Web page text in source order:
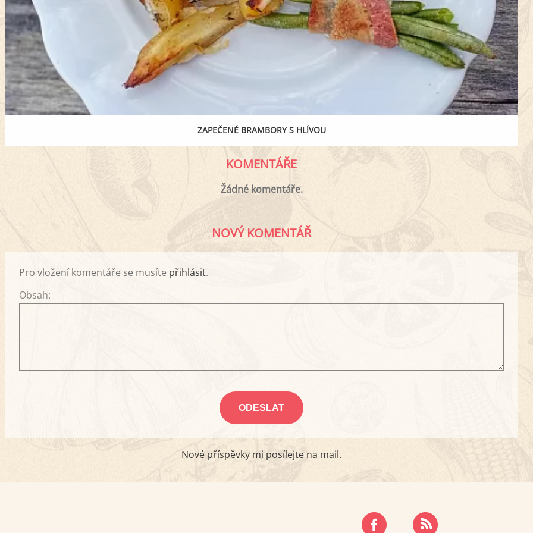
ZAPEČENÉ BRAMBORY S HLÍVOU
KOMENTÁŘE
Žádné komentáře.
NOVÝ KOMENTÁŘ
Pro vložení komentáře se musíte přihlásit.
Obsah:
Nové příspěvky mi posílejte na mail.